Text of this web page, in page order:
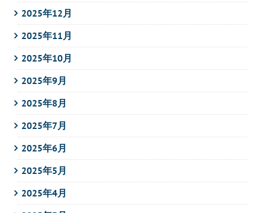
2025年12月
2025年11月
2025年10月
2025年9月
2025年8月
2025年7月
2025年6月
2025年5月
2025年4月